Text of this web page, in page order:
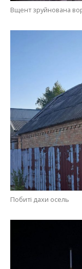
Вщент зруйнована
Побиті дахи осель